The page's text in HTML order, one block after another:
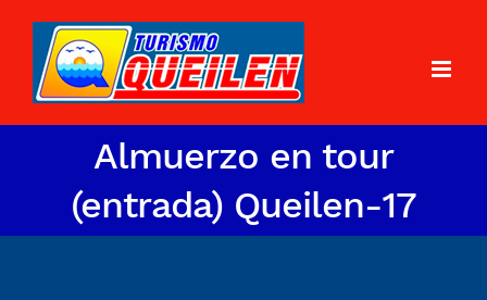
Almuerzo en tour
(entrada) Queilen-17